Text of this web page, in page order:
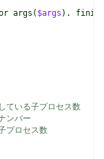
args( $args ).
ている子プロセス数
ンバー
プロセス数